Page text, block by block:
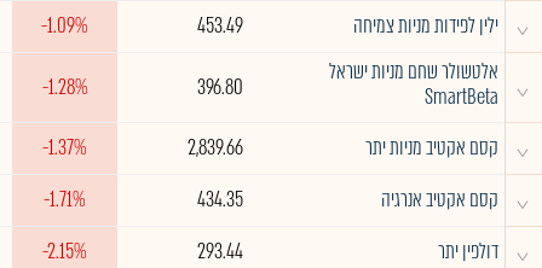
^ ילין לפידות מניות צמיחה 453.49
-1.09%
^
אלטשולר שחם מניות ישראל
SmartBeta
396.80
-1.28%
^ קסם אקטיב מניות יתר 2,839.66
-1.37%
^ קסם אקטיב אנרגיה 434.35
-1.71%
^ דולפין יתר 293.44
-2.15%